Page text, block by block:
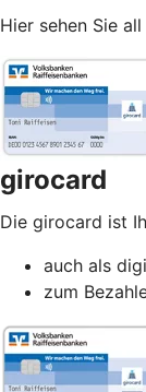
Hier sehen Sie
girocard
Die girocard ist
auch als
zum